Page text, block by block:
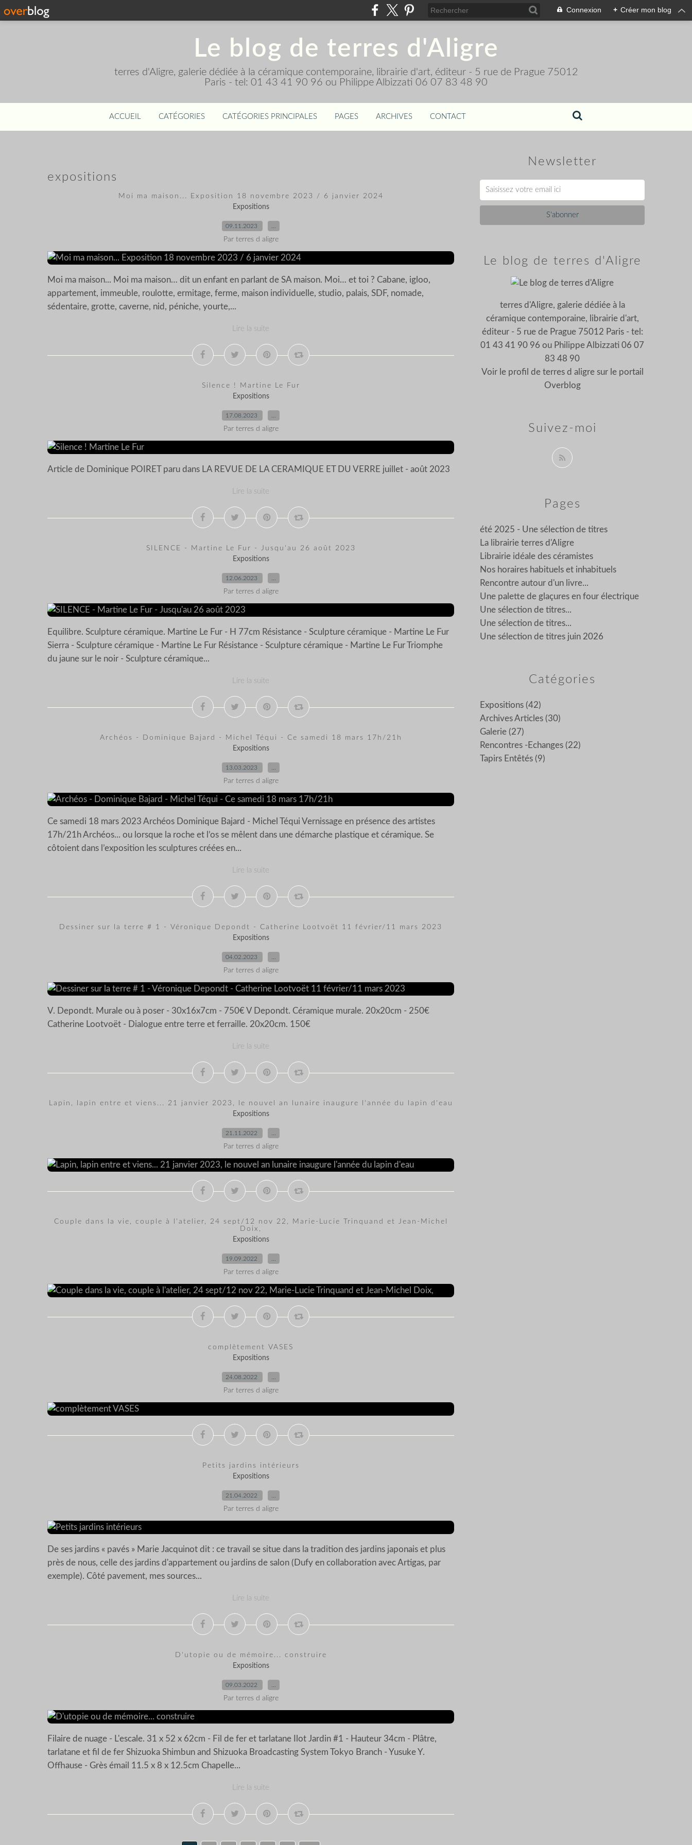
Connexion + Créer mon blog
Le blog de terres d'Aligre
terres d'Aligre, galerie dédiée à la céramique contemporaine, librairie d'art, éditeur - 5 rue de Prague 75012
Paris - tel: 01 43 41 90 96 ou Philippe Albizzati 06 07 83 48 90
ACCUEIL CATÉGORIES CATÉGORIES PRINCIPALES PAGES ARCHIVES CONTACT
expositions
Moi ma maison... Exposition 18 novembre 2023 / 6 janvier 2024
Expositions
09.11.2023
Par terres d aligre
Moi ma maison... Moi ma maison… dit un enfant en parlant de SA maison. Moi… et toi ? Cabane, igloo,
appartement, immeuble, roulotte, ermitage, ferme, maison individuelle, studio, palais, SDF, nomade,
sédentaire, grotte, caverne, nid, péniche, yourte,...
Lire la suite
Silence ! Martine Le Fur
Expositions
17.08.2023
Par terres d aligre
Article de Dominique POIRET paru dans LA REVUE DE LA CERAMIQUE ET DU VERRE juillet - août 2023
Lire la suite
SILENCE - Martine Le Fur - Jusqu'au 26 août 2023
Expositions
12.06.2023
Par terres d aligre
Equilibre. Sculpture céramique. Martine Le Fur - H 77cm Résistance - Sculpture céramique - Martine Le Fur
Sierra - Sculpture céramique - Martine Le Fur Résistance - Sculpture céramique - Martine Le Fur Triomphe
du jaune sur le noir - Sculpture céramique...
Lire la suite
Archéos - Dominique Bajard - Michel Téqui - Ce samedi 18 mars 17h/21h
Expositions
13.03.2023
Par terres d aligre
Ce samedi 18 mars 2023 Archéos Dominique Bajard - Michel Téqui Vernissage en présence des artistes
17h/21h Archéos... ou lorsque la roche et l’os se mêlent dans une démarche plastique et céramique. Se
côtoient dans l’exposition les sculptures créées en...
Lire la suite
Dessiner sur la terre # 1 - Véronique Depondt - Catherine Lootvoët 11 février/11 mars 2023
Expositions
04.02.2023
Par terres d aligre
V. Depondt. Murale ou à poser - 30x16x7cm - 750€ V Depondt. Céramique murale. 20x20cm - 250€
Catherine Lootvoët - Dialogue entre terre et ferraille. 20x20cm. 150€
Lire la suite
Lapin, lapin entre et viens... 21 janvier 2023, le nouvel an lunaire inaugure l'année du lapin d'eau
Expositions
21.11.2022
Par terres d aligre
Couple dans la vie, couple à l'atelier, 24 sept/12 nov 22, Marie-Lucie Trinquand et Jean-Michel
Doix,
Expositions
19.09.2022
Par terres d aligre
complètement VASES
Expositions
24.08.2022
Par terres d aligre
Petits jardins intérieurs
Expositions
21.04.2022
Par terres d aligre
De ses jardins « pavés » Marie Jacquinot dit : ce travail se situe dans la tradition des jardins japonais et plus
près de nous, celle des jardins d'appartement ou jardins de salon (Dufy en collaboration avec Artigas, par
exemple). Côté pavement, mes sources...
Lire la suite
D'utopie ou de mémoire... construire
Expositions
09.03.2022
Par terres d aligre
Filaire de nuage - L'escale. 31 x 52 x 62cm - Fil de fer et tarlatane Ilot Jardin #1 - Hauteur 34cm - Plâtre,
tarlatane et fil de fer Shizuoka Shimbun and Shizuoka Broadcasting System Tokyo Branch - Yusuke Y.
Offhause - Grès émail 11.5 x 8 x 12.5cm Chapelle...
Lire la suite
Newsletter
Catégories
Expositions (42)
Archives Articles (30)
Galerie (27)
Rencontres -echanges (22)
Tapirs Entêtés (9)
Pages
été 2025 - Une sélection de titres
La librairie terres d'Aligre
Librairie idéale des céramistes
Nos horaires habituels et inhabituels
Rencontre autour d'un livre...
Une palette de glaçures en four électrique
Une sélection de titres...
Une sélection de titres...
Une sélection de titres juin 2026
Le blog de terres d'Aligre
terres d'Aligre, galerie dédiée à la
céramique contemporaine, librairie d'art,
éditeur - 5 rue de Prague 75012 Paris - tel:
01 43 41 90 96 ou Philippe Albizzati 06 07
83 48 90
Voir le profil de terres d aligresur le portail
Overblog
Suivez-moi